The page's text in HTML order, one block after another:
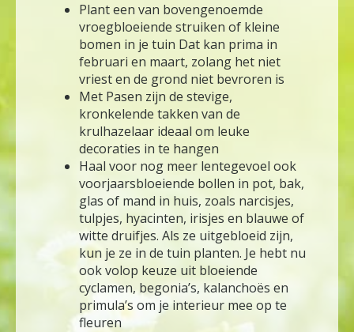
Plant een van bovengenoemde
vroegbloeiende struiken of kleine
bomen in je tuin Dat kan prima in
februari en maart, zolang het niet
vriest en de grond niet bevroren is
Met Pasen zijn de stevige,
kronkelende takken van de
krulhazelaar ideaal om leuke
decoraties in te hangen
Haal voor nog meer lentegevoel ook
voorjaarsbloeiende bollen in pot, bak,
glas of mand in huis, zoals narcisjes,
tulpjes, hyacinten, irisjes en blauwe of
witte druifjes. Als ze uitgebloeid zijn,
kun je ze in de tuin planten. Je hebt nu
ook volop keuze uit bloeiende
cyclamen, begonia’s, kalanchoës en
primula’s om je interieur mee op te
fleuren